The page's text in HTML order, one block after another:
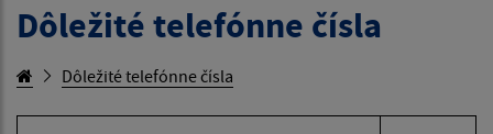
Dôležité telefónne čísla
Dôležité telefónne čísla